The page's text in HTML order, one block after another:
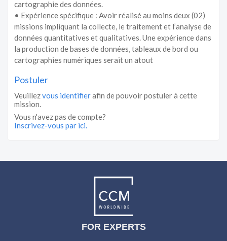
cartographie des données.
• Expérience spécifique : Avoir réalisé au moins deux (02)
missions impliquant la collecte, le traitement et l’analyse de
données quantitatives et qualitatives. Une expérience dans
la production de bases de données, tableaux de bord ou
cartographies numériques serait un atout
Postuler
Veuillezvous identifierafin de pouvoir postuler à cette
mission.
Vous n'avez pas de compte?
Inscrivez-vous par ici.
FOR EXPERTS